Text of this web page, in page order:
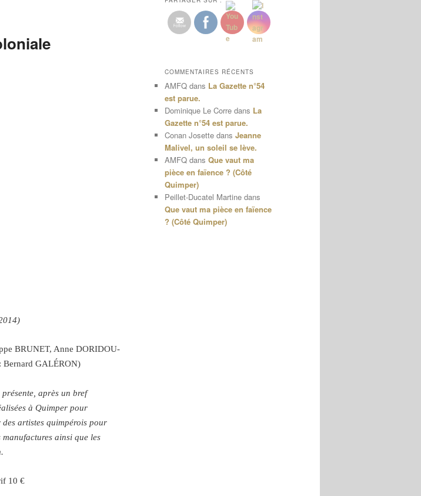
BRUNET, Anne DORIDOU-
Bernard GALÉRON)
après un bref
à Quimper pour
artistes quimpérois pour
manufactures ainsi que les
10 €
COMMENTAIRES RÉCENTS
AMFQ dans La Gazette n°54
est parue.
Dominique Le Corre dans La
Gazette n°54 est parue.
Conan Josette dans Jeanne
Malivel, un soleil se lève.
AMFQ dans Que vaut ma
pièce en faïence ? (Côté
Quimper)
Peillet-Ducatel Martine dans
Que vaut ma pièce en faïence
? (Côté Quimper)